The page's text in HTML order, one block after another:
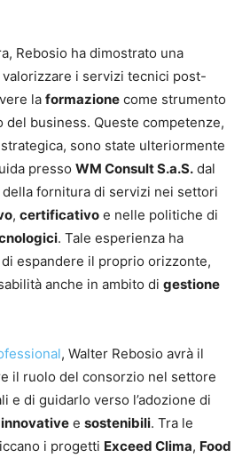
Rebosio ha dimostrato una
i servizi tecnici post-
la formazione come strumento
del business. Queste competenze,
sono state ulteriormente
presso WM Consult S.a.S. dal
fornitura di servizi nei settori
, certificativo e nelle politiche di
. Tale esperienza ha
espandere il proprio orizzonte,
anche in ambito di gestione
, Walter Rebosio avrà il
il ruolo del consorzio nel settore
e di guidarlo verso l’adozione di
innovative e sostenibili. Tra le
i progetti Exceed Clima, Food